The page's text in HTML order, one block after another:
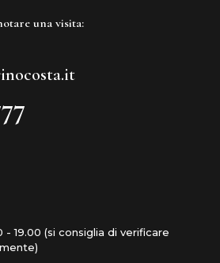
una visita:
- 19.00 (si consiglia di verificare